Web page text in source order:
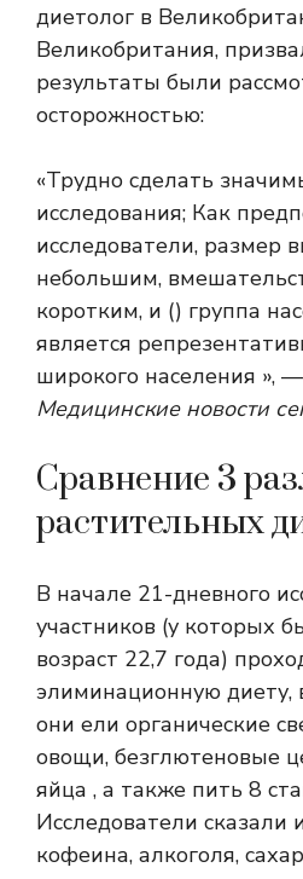
диетолог в
Великобритания,
результаты были
осторожностью:
«Трудно сделать
исследования; Как
исследователи, размер
небольшим,
коротким, и () группа
является
широкого населения »,
Медицинские новости
Сравнение 3
растительных
В начале 21-дневного
участников (у которых
возраст 22,7 года)
элиминационную диету,
они ели органические
овощи, безглютеновые
яйца , а также пить 8
Исследователи сказали
кофеина, алкоголя,